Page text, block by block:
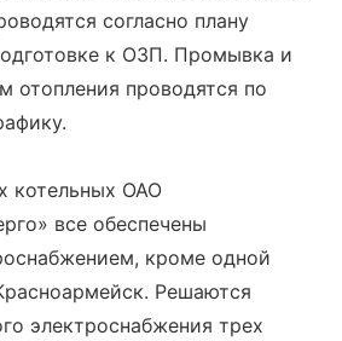
согласно плану
к ОЗП. Промывка и
отопления проводятся по
котельных ОАО
все обеспечены
кроме одной
Решаются
электроснабжения трех